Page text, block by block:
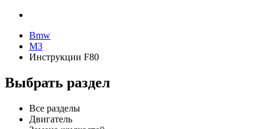
Bmw
M3
Инструкции F80
Выбрать раздел
Все разделы
Двигатель